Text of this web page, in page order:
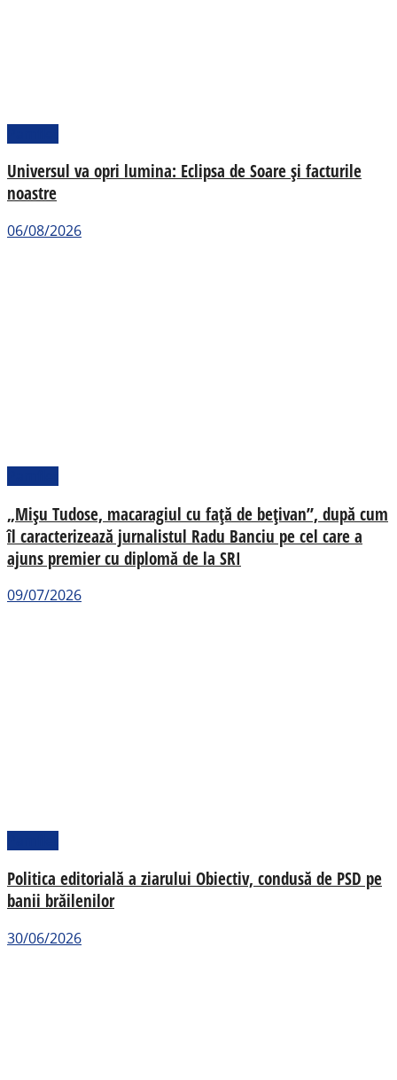
Universul va opri lumina: Eclipsa de Soare și facturile
noastre
06/08/2026
„Mișu Tudose, macaragiul cu față de bețivan”, după cum
îl caracterizează jurnalistul Radu Banciu pe cel care a
ajuns premier cu diplomă de la SRI
09/07/2026
Politica editorială a ziarului Obiectiv, condusă de PSD pe
banii brăilenilor
30/06/2026